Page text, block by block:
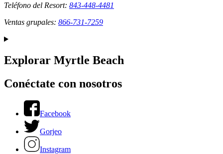
Teléfono del Resort: 843-448-4481
Ventas grupales: 866-731-7259
Explorar Myrtle Beach
Conéctate con nosotros
Facebook
Gorjeo
Instagram